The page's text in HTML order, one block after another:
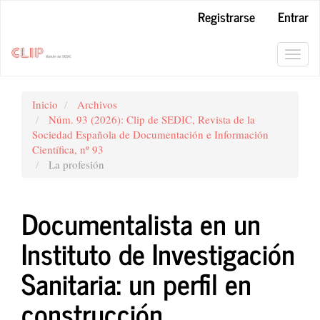
principal
Registrarse
Entrar
Inicio
Archivos
Núm. 93 (2026): Clip de SEDIC, Revista de la
Sociedad Española de Documentación e Información
Científica, nº 93
La profesión
Documentalista en un
Instituto de Investigación
Sanitaria: un perfil en